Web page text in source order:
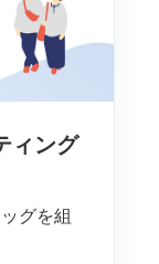
ィング
グを組